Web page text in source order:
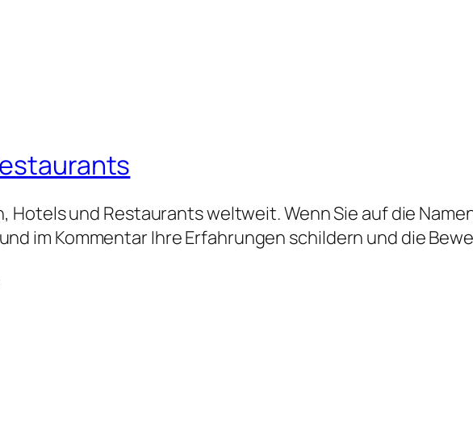
Hotels und Restaurants weltweit. Wenn Sie auf die
im Kommentar Ihre Erfahrungen schildern und die